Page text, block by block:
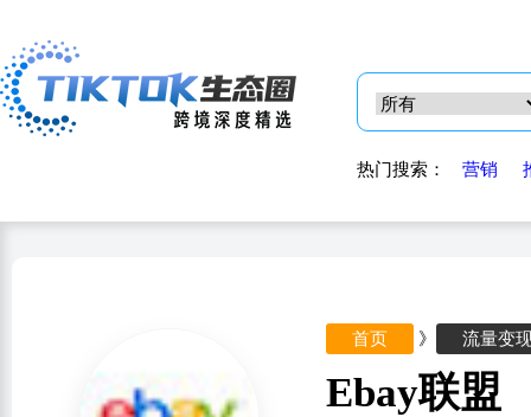
热门搜索： 营销
首页 》 流量变
Ebay联盟